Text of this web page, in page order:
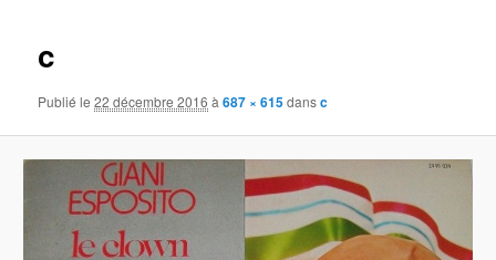
c
Publié le22 décembre 2016 à687 × 615dansc